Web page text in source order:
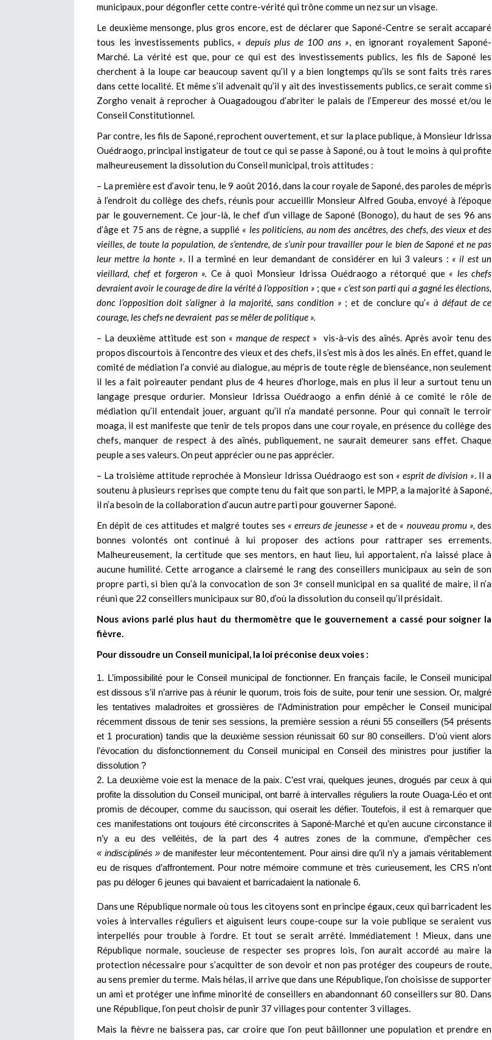
municipaux, pour dégonfler cette contre-vérité qui trône comme un nez sur un visage.
Le deuxième mensonge, plus gros encore, est de déclarer que Saponé-Centre se serait accaparé
tous les investissements publics, « depuis plus de 100 ans », en ignorant royalement Saponé-
Marché. La vérité est que, pour ce qui est des investissements publics, les fils de Saponé les
cherchent à la loupe car beaucoup savent qu’il y a bien longtemps qu’ils se sont faits très rares
dans cette localité. Et même s’il advenait qu’il y ait des investissements publics, ce serait comme si
Zorgho venait à reprocher à Ouagadougou d’abriter le palais de l’Empereur des mossé et/ou le
Conseil Constitutionnel.
Par contre, les fils de Saponé, reprochent ouvertement, et sur la place publique, à Monsieur Idrissa
Ouédraogo, principal instigateur de tout ce qui se passe à Saponé, ou à tout le moins à qui profite
malheureusement la dissolution du Conseil municipal, trois attitudes :
– La première est d’avoir tenu, le 9 août 2016, dans la cour royale de Saponé, des paroles de mépris
à l’endroit du collège des chefs, réunis pour accueillir Monsieur Alfred Gouba, envoyé à l’époque
par le gouvernement. Ce jour-là, le chef d’un village de Saponé (Bonogo), du haut de ses 96 ans
d’âge et 75 ans de règne, a supplié « les politiciens, au nom des ancêtres, des chefs, des vieux et des
vieilles, de toute la population, de s’entendre, de s’unir pour travailler pour le bien de Saponé et ne pas
leur mettre la honte ». Il a terminé en leur demandant de considérer en lui 3 valeurs : « il est un
vieillard, chef et forgeron ». Ce à quoi Monsieur Idrissa Ouédraogo a rétorqué que « les chefs
devraient avoir le courage de dire la vérité à l’opposition » ; que « c’est son parti qui a gagné les élections,
donc l’opposition doit s’aligner à la majorité, sans condition » ; et de conclure qu’« à défaut de ce
courage, les chefs ne devraient pas se mêler de politique ».
– La deuxième attitude est son « manque de respect » vis-à-vis des aînés. Après avoir tenu des
propos discourtois à l’encontre des vieux et des chefs, il s’est mis à dos les aînés. En effet, quand le
comité de médiation l’a convié au dialogue, au mépris de toute règle de bienséance, non seulement
il les a fait poireauter pendant plus de 4 heures d’horloge, mais en plus il leur a surtout tenu un
langage presque ordurier. Monsieur Idrissa Ouédraogo a enfin dénié à ce comité le rôle de
médiation qu’il entendait jouer, arguant qu’il n’a mandaté personne. Pour qui connaît le terroir
moaga, il est manifeste que tenir de tels propos dans une cour royale, en présence du collège des
chefs, manquer de respect à des aînés, publiquement, ne saurait demeurer sans effet. Chaque
peuple a ses valeurs. On peut apprécier ou ne pas apprécier.
– La troisième attitude reprochée à Monsieur Idrissa Ouédraogo est son « esprit de division ». Il a
soutenu à plusieurs reprises que compte tenu du fait que son parti, le MPP, a la majorité à Saponé,
il n’a besoin de la collaboration d’aucun autre parti pour gouverner Saponé.
En dépit de ces attitudes et malgré toutes ses « erreurs de jeunesse » et de « nouveau promu », des
bonnes volontés ont continué à lui proposer des actions pour rattraper ses errements.
Malheureusement, la certitude que ses mentors, en haut lieu, lui apportaient, n’a laissé place à
aucune humilité. Cette arrogance a clairsemé le rang des conseillers municipaux au sein de son
propre parti, si bien qu’à la convocation de son 3e conseil municipal en sa qualité de maire, il n’a
réuni que 22 conseillers municipaux sur 80, d’où la dissolution du conseil qu’il présidait.
Nous avions parlé plus haut du thermomètre que le gouvernement a cassé pour soigner la
fièvre.
Pour dissoudre un Conseil municipal, la loi préconise deux voies :
L’impossibilité pour le Conseil municipal de fonctionner. En français facile, le Conseil municipal
est dissous s’il n’arrive pas à réunir le quorum, trois fois de suite, pour tenir une session. Or, malgré
les tentatives maladroites et grossières de l’Administration pour empêcher le Conseil municipal
récemment dissous de tenir ses sessions, la première session a réuni 55 conseillers (54 présents
et 1 procuration) tandis que la deuxième session réunissait 60 sur 80 conseillers. D’où vient alors
l’évocation du disfonctionnement du Conseil municipal en Conseil des ministres pour justifier la
dissolution ?
La deuxième voie est la menace de la paix. C’est vrai, quelques jeunes, drogués par ceux à qui
profite la dissolution du Conseil municipal, ont barré à intervalles réguliers la route Ouaga-Léo et ont
promis de découper, comme du saucisson, qui oserait les défier. Toutefois, il est à remarquer que
ces manifestations ont toujours été circonscrites à Saponé-Marché et qu’en aucune circonstance il
n’y a eu des velléités, de la part des 4 autres zones de la commune, d’empêcher ces
« indisciplinés » de manifester leur mécontentement. Pour ainsi dire qu’il n’y a jamais véritablement
eu de risques d’affrontement. Pour notre mémoire commune et très curieusement, les CRS n’ont
pas pu déloger 6 jeunes qui bavaient et barricadaient la nationale 6.
Dans une République normale où tous les citoyens sont en principe égaux, ceux qui barricadent les
voies à intervalles réguliers et aiguisent leurs coupe-coupe sur la voie publique se seraient vus
interpellés pour trouble à l’ordre. Et tout se serait arrêté. Immédiatement ! Mieux, dans une
République normale, soucieuse de respecter ses propres lois, l’on aurait accordé au maire la
protection nécessaire pour s’acquitter de son devoir et non pas protéger des coupeurs de route,
au sens premier du terme. Mais hélas, il arrive que dans une République, l’on choisisse de supporter
un ami et protéger une infime minorité de conseillers en abandonnant 60 conseillers sur 80. Dans
une République, l’on peut choisir de punir 37 villages pour contenter 3 villages.
Mais la fièvre ne baissera pas, car croire que l’on peut bâillonner une population et prendre en